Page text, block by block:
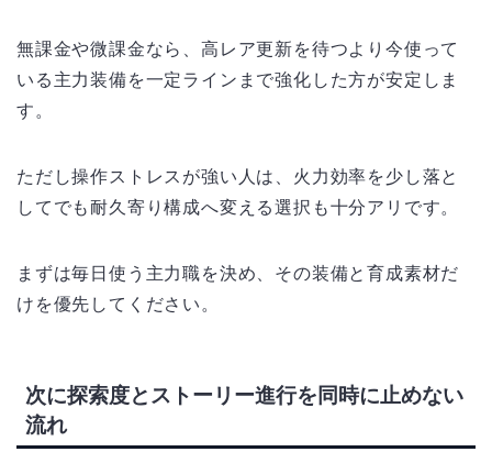
無課金や微課金なら、高レア更新を待つより今使って
いる主力装備を一定ラインまで強化した方が安定しま
す。
ただし操作ストレスが強い人は、火力効率を少し落と
してでも耐久寄り構成へ変える選択も十分アリです。
まずは毎日使う主力職を決め、その装備と育成素材だ
けを優先してください。
次に探索度とストーリー進行を同時に止めない
流れ